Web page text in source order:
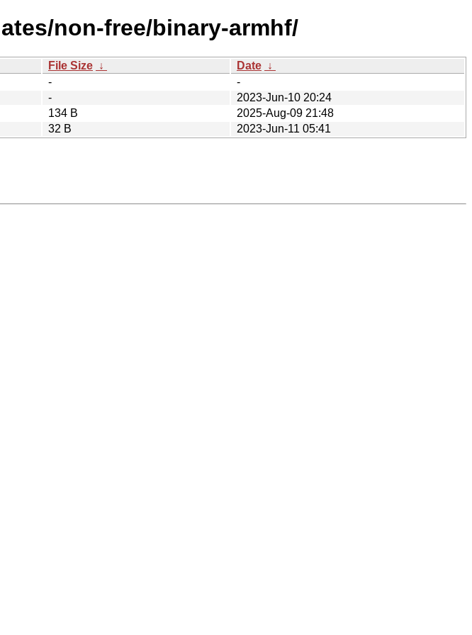
non-free/binary-armhf/
File Size ↓ Date ↓
-
-
-
2023-Jun-10 20:24
134 B
2025-Aug-09 21:48
32 B 2023-Jun-11 05:41